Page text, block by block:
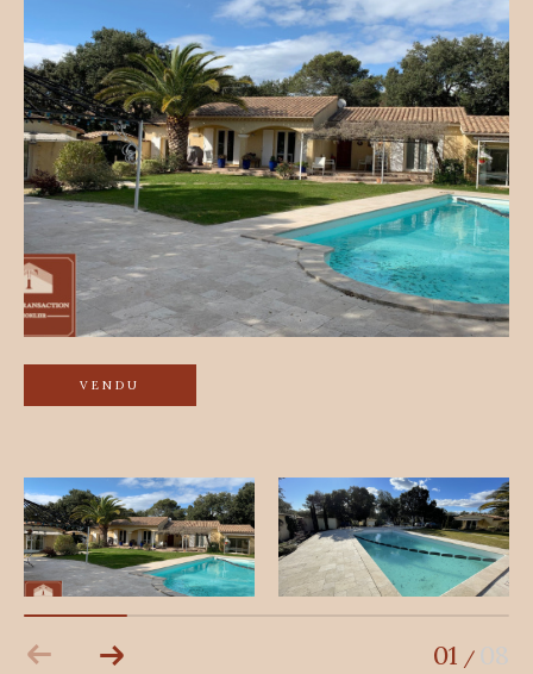
VENDU
01 /